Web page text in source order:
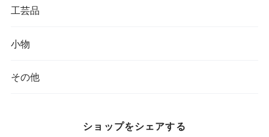
工芸品
小物
その他
ショップをシェアする